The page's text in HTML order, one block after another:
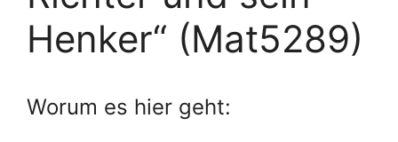
Henker“ (Mat5289)
Worum es hier geht: